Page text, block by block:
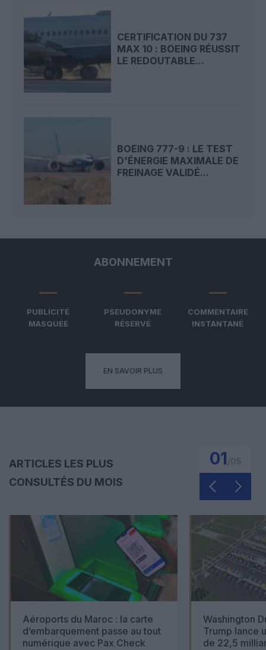
CERTIFICATION DU 737
MAX 10 : BOEING RÉUSSIT
LE REDOUTABLE...
BOEING 777-9 : LE TEST
D'ÉNERGIE MAXIMALE DE
FREINAGE VALIDÉ...
ABONNEMENT
PUBLICITÉ
MASQUÉE
PSEUDONYME
RÉSERVÉ
COMMENTAIRE
INSTANTANÉ
EN SAVOIR PLUS
ARTICLES LES PLUS
CONSULTÉS DU MOIS
01
Aéroports du Maroc : la carte
d’embarquement passe au tout
numérique avec Pax Check
Washington
Trump lance
de 22,5